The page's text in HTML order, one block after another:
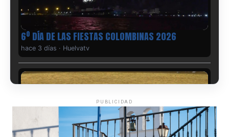
6º DÍA DE LAS FIESTAS COLOMBINAS 2026
hace 3 días · Huelvatv
PUBLICIDAD